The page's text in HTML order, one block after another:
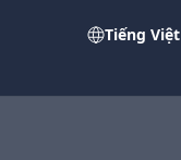
Tiếng Việt